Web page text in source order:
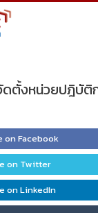
ตั้งหน่วยปฎิบัติ
on Facebook
on Twitter
on LinkedIn